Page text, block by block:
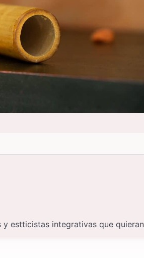
estticistas integrativas que quieran